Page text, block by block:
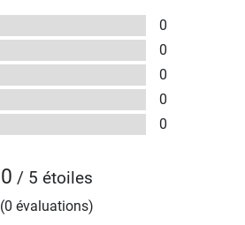
0
0
0
0
0
0 / 5 étoiles
(0 évaluations)